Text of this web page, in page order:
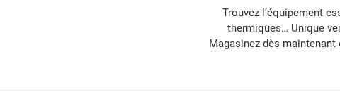
Trouvez l’équipement
thermiques… Unique
Magasinez dès